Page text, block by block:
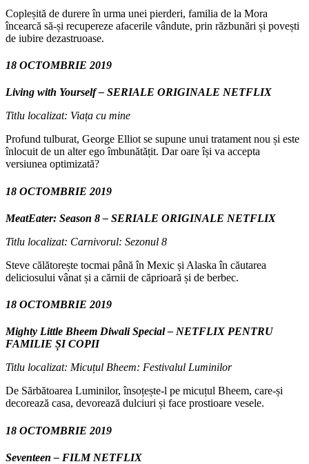
Copleșită de durere în urma unei pierderi, familia de la Mora
încearcă să-și recupereze afacerile vândute, prin răzbunări și povești
de iubire dezastruoase.
18 OCTOMBRIE 2019
Living with Yourself – SERIALE ORIGINALE NETFLIX
Titlu localizat: Viața cu mine
Profund tulburat, George Elliot se supune unui tratament nou și este
înlocuit de un alter ego îmbunătățit. Dar oare își va accepta
versiunea optimizată?
18 OCTOMBRIE 2019
MeatEater: Season 8 – SERIALE ORIGINALE NETFLIX
Titlu localizat: Carnivorul: Sezonul 8
Steve călătorește tocmai până în Mexic și Alaska în căutarea
deliciosului vânat și a cărnii de căprioară și de berbec.
18 OCTOMBRIE 2019
Mighty Little Bheem Diwali Special – NETFLIX PENTRU
FAMILIE ȘI COPII
Titlu localizat: Micuțul Bheem: Festivalul Luminilor
De Sărbătoarea Luminilor, însoțește-l pe micuțul Bheem, care-și
decorează casa, devorează dulciuri și face prostioare vesele.
18 OCTOMBRIE 2019
Seventeen – FILM NETFLIX